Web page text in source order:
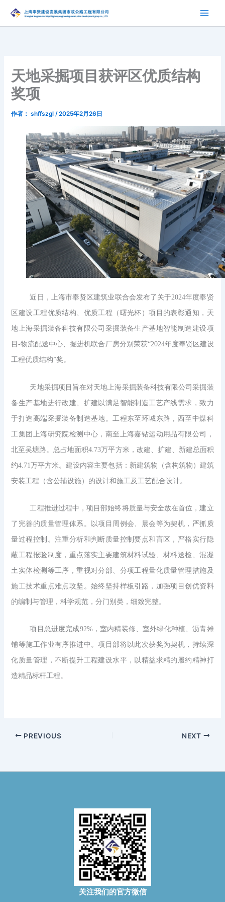
内
天地采掘项目获评区优质结构
奖项
作者： shffszgl/2025年2月26日
近日，上海市奉贤区建筑业联合会发布了关于2024年度奉贤
区建设工程优质结构、优质工程（曙光杯）项目的表彰通知，天
地上海采掘装备科技有限公司采掘装备生产基地智能制造建设项
目-物流配送中心、掘进机联合厂房分别荣获“2024年度奉贤区建设
工程优质结构”奖。
天地采掘项目旨在对天地上海采掘装备科技有限公司采掘装
备生产基地进行改建、扩建以满足智能制造工艺产线需求，致力
于打造高端采掘装备制造基地。工程东至环城东路，西至中煤科
工集团上海研究院检测中心，南至上海嘉钻运动用品有限公司，
北至吴塘路。总占地面积4.73万平方米，改建、扩建、新建总面积
约4.71万平方米。建设内容主要包括：新建筑物（含构筑物）建筑
安装工程（含公辅设施）的设计和施工及工艺配合设计。
工程推进过程中，项目部始终将质量与安全放在首位，建立
了完善的质量管理体系。以项目周例会、晨会等为契机，严抓质
量过程控制。注重分析和判断质量控制要点和盲区，严格实行隐
蔽工程报验制度，重点落实主要建筑材料试验、材料送检、混凝
土实体检测等工序，重视对分部、分项工程量化质量管理措施及
施工技术重点难点攻坚。始终坚持样板引路，加强项目创优资料
的编制与管理，科学规范，分门别类，细致完整。
项目总进度完成92%，室内精装修、室外绿化种植、沥青摊
铺等施工作业有序推进中。项目部将以此次获奖为契机，持续深
化质量管理，不断提升工程建设水平，以精益求精的履约精神打
造精品标杆工程。
PREVIOUS NEXT
关注我们的官方微信